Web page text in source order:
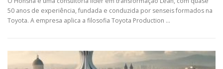
50 anos de experiência, fundada e conduzida por senseis formados na
Toyota. A empresa aplica a filosofia Toyota Production …